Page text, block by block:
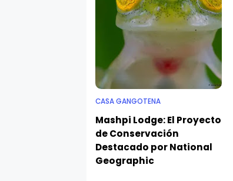
CASA GANGOTENA
Mashpi Lodge: El Proyecto
de Conservación
Destacado por National
Geographic